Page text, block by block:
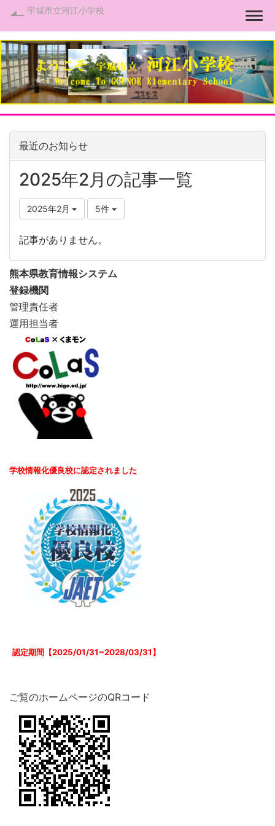
宇城市立河江小学校
最近のお知らせ
2025年2月の記事一覧
2025年2月 5件
記事がありません。
熊本県教育情報システム
登録機関
管理責任者
運用担当者
学校情報化優良校に認定されました
認定期間【2025/01/31~2028/03/31】
ご覧のホームページのQRコード